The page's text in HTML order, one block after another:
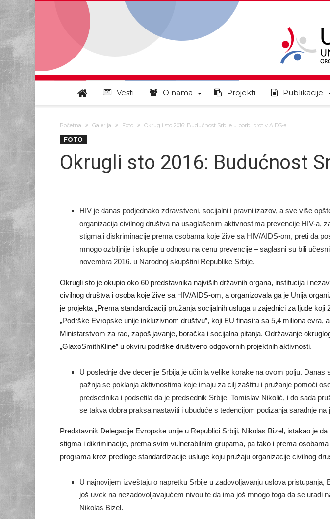
Vesti O nama Projekti Publikacije
Početna Galerija Foto Okrugli sto 2016: Budućnost Srbije u borbi protiv AIDS-a
FOTO
Okrugli sto 2016: Budućnost
HIV je danas podjednako zdrаvstvеni, socijalni i pravni izazov, a sve više
organizacija civilnog društva na usaglašenim aktivnostima prevencije HIV-a,
stigma i diskriminacije prema osobama koje žive sa HIV/AIDS-om, preti da
mnogo ozbiljnije i skuplje u odnosu na cenu prevencije – saglasni su bili
novembra 2016. u Narodnoj skupštini Republike Srbije.
Okrugli sto je okupio oko 60 predstavnika najviših državnih organa, institucija i
civilnog društva i osoba koje žive sa HIV/AIDS-om, a organizovala ga je Unija
je projekta „Prema standardizaciji pružanja socijalnih usluga u zajednici za ljude
„Podrške Evropske unije inkluzivnom društvu”, koji EU finasira sa 5,4 miliona
Ministarstvom za rad, zapošljavanje, boračka i socijalna pitanja. Održavanje
„GlaxoSmithKline” u okviru podrške društveno odgovornih projektnih aktivnosti.
U poslednje dve decenije Srbija je učinila velike korake na ovom polju.
pažnja se poklanja aktivnostima koje imaju za cilj zaštitu i pružanje pomoći
predsednika i podsetila da je predsednik Srbije, Tomislav Nikolić, i do sada
se takva dobra praksa nastaviti i ubuduće s tedencijom podizanja saradnje
Predstavnik Delegacije Evropske unije u Republici Srbiji, Nikolas Bizel, istakao je
stigma i dikriminacije, prema svim vulnerabilnim grupama, pa tako i prema
programa kroz predloge standardizacije usluge koju pružaju organizacije civilnog
U najnovijem izveštaju o napretku Srbije u zadovoljavanju uslova
još uvek na nezadovoljavajućem nivou te da ima još mnogo toga da se uradi
Nikolas Bizel.